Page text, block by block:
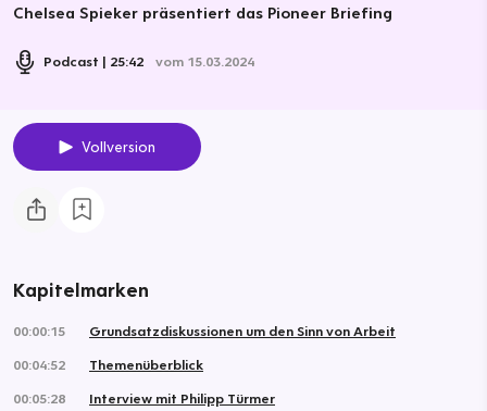
Chelsea Spieker präsentiert das Pioneer Briefing
Podcast 25:42 vom 15.03.2024
Vollversion
Kapitelmarken
00:00:15
Grundsatzdiskussionen um den Sinn von Arbeit
00:04:52
Themenüberblick
00:05:28
Interview mit Philipp Türmer